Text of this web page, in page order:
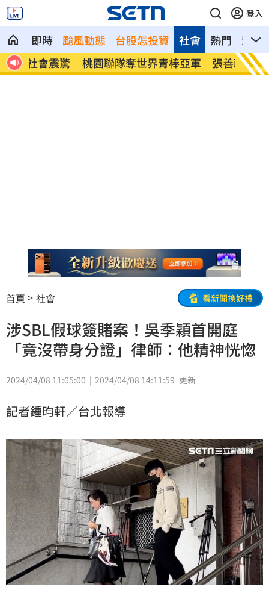
登入
即時 颱風動態 台股怎投資 熱門 影音
社會
驚
桃園聯隊奪世界青棒亞軍 張善政接機
男駕
了
首頁 社會 看新聞換好禮
涉SBL假球簽賭案！吳季穎首開庭
「竟沒帶身分證」律師：他精神恍惚
2024/04/08 11:05:00 2024/04/08 14:11:59 更新
記者鍾昀軒／台北報導